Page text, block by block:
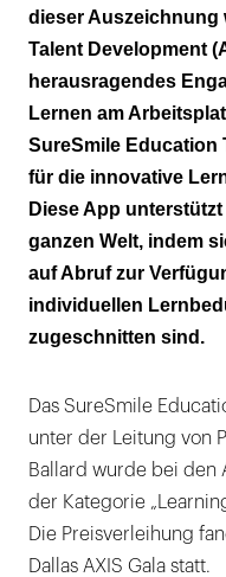
dieser
Talent Development
herausragendes
Lernen am
SureSmile Education
für die innovative
Diese App
ganzen Welt, indem
auf Abruf zur
individuellen
zugeschnitten sind.
Das SureSmile
unter der Leitung von
Ballard wurde bei den
der Kategorie
Die Preisverleihung
Dallas AXIS Gala statt.